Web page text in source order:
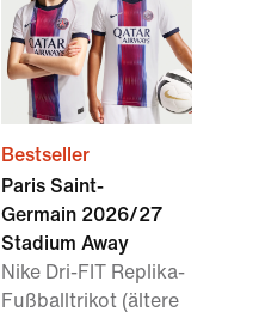
Bestseller
Paris Saint-
Germain 2026/27
Stadium Away
Nike Dri-FIT Replika-
Fußballtrikot (ältere